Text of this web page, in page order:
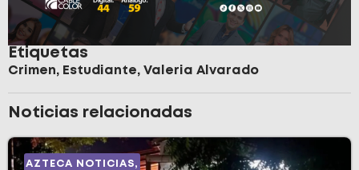
Etiquetas
Crimen, Estudiante, Valeria Alvarado
Noticias relacionadas
AZTECA NOTICIAS,